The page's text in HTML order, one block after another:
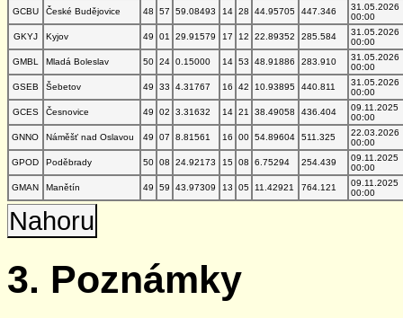
GCBU
České Budějovice 48 57 59.08493 14 28 44.95705 447.346
31.05.2026
00:00
GKYJ
Kyjov 49 01 29.91579 17 12 22.89352 285.584
31.05.2026
00:00
GMBL
Mladá Boleslav 50 24 0.15000 14 53 48.91886 283.910
31.05.2026
00:00
GSEB
Šebetov 49 33 4.31767 16 42 10.93895 440.811
31.05.2026
00:00
GCES
Česnovice 49 02 3.31632 14 21 38.49058 436.404
09.11.2025
00:00
GNNO
Náměšť nad Oslavou 49 07 8.81561 16 00 54.89604 511.325
22.03.2026
00:00
GPOD
Poděbrady 50 08 24.92173 15 08 6.75294 254.439
09.11.2025
00:00
GMAN
Manětín 49 59 43.97309 13 05 11.42921 764.121
09.11.2025
00:00
Nahoru
3. Poznámky